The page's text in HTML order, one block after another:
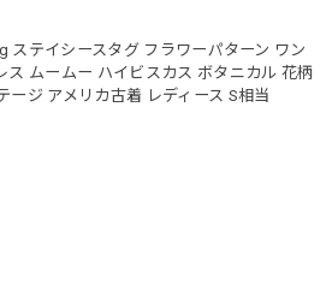
ステイシースタグ フラワーパターン ワン
ス ムームー ハイビスカス ボタニカル 花柄
ージ アメリカ古着 レディース S相当